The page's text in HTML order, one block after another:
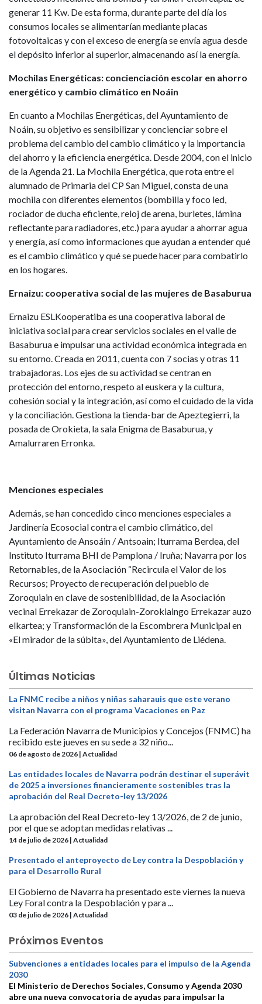
generar 11 Kw. De esta forma, durante parte del día los
consumos locales se alimentarían mediante placas
fotovoltaicas y con el exceso de energía se envía agua desde
el depósito inferior al superior, almacenando así la energía.
Mochilas Energéticas: concienciación escolar en ahorro
energético y cambio climático en Noáin
En cuanto a Mochilas Energéticas, del Ayuntamiento de
Noáin, su objetivo es sensibilizar y concienciar sobre el
problema del cambio del cambio climático y la importancia
del ahorro y la eficiencia energética. Desde 2004, con el inicio
de la Agenda 21. La Mochila Energética, que rota entre el
alumnado de Primaria del CP San Miguel, consta de una
mochila con diferentes elementos (bombilla y foco led,
rociador de ducha eficiente, reloj de arena, burletes, lámina
reflectante para radiadores, etc.) para ayudar a ahorrar agua
y energía, así como informaciones que ayudan a entender qué
es el cambio climático y qué se puede hacer para combatirlo
en los hogares.
Ernaizu: cooperativa social de las mujeres de Basaburua
Ernaizu ESLKooperatiba es una cooperativa laboral de
iniciativa social para crear servicios sociales en el valle de
Basaburua e impulsar una actividad económica integrada en
su entorno. Creada en 2011, cuenta con 7 socias y otras 11
trabajadoras. Los ejes de su actividad se centran en
protección del entorno, respeto al euskera y la cultura,
cohesión social y la integración, así como el cuidado de la vida
y la conciliación. Gestiona la tienda-bar de Apeztegierri, la
posada de Orokieta, la sala Enigma de Basaburua, y
Amalurraren Erronka.
Menciones especiales
Además, se han concedido cinco menciones especiales a
Jardinería Ecosocial contra el cambio climático, del
Ayuntamiento de Ansoáin / Antsoain; Iturrama Berdea, del
Instituto Iturrama BHI de Pamplona / Iruña; Navarra por los
Retornables, de la Asociación “Recircula el Valor de los
Recursos; Proyecto de recuperación del pueblo de
Zoroquiain en clave de sostenibilidad, de la Asociación
vecinal Errekazar de Zoroquiain-Zorokiaingo Errekazar auzo
elkartea; y Transformación de la Escombrera Municipal en
«El mirador de la súbita», del Ayuntamiento de Liédena.
Últimas Noticias
La FNMC recibe a niños y niñas saharauis que este verano
visitan Navarra con el programa Vacaciones en Paz
La Federación Navarra de Municipios y Concejos (FNMC) ha
recibido este jueves en su sede a 32 niño...
06 de agosto de 2026 | Actualidad
Las entidades locales de Navarra podrán destinar el superávit
de 2025 a inversiones financieramente sostenibles tras la
aprobación del Real Decreto-ley 13/2026
La aprobación del Real Decreto-ley 13/2026, de 2 de junio,
por el que se adoptan medidas relativas ...
14 de julio de 2026 | Actualidad
Presentado el anteproyecto de Ley contra la Despoblación y
para el Desarrollo Rural
El Gobierno de Navarra ha presentado este viernes la nueva
Ley Foral contra la Despoblación y para ...
03 de julio de 2026 | Actualidad
Próximos Eventos
Subvenciones a entidades locales para el impulso de la Agenda
2030
El Ministerio de Derechos Sociales, Consumo y Agenda 2030
abre una nueva convocatoria de ayudas para impulsar la